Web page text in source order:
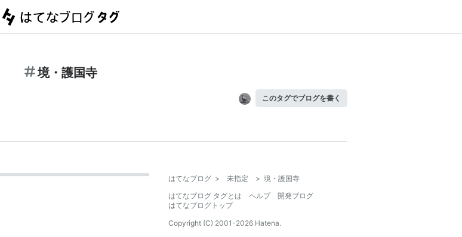
境・護国寺
このタグでブログを書く
はてなブログ > 未指定 > 境・護国寺
はてなブログ タグとは
ヘルプ
開発ブログ
はてなブログトップ
Copyright (C) 2001-2026 Hatena.